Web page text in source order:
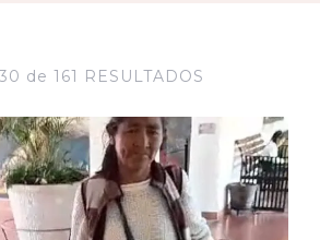
de 161 RESULTADOS